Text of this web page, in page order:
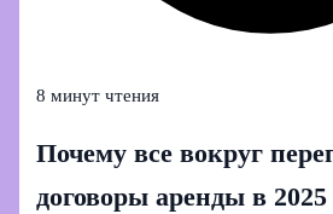
8 минут чтения
Почему все вокруг
договоры аренды в 2025